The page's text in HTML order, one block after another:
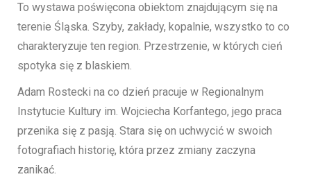
To wystawa poświęcona obiektom znajdującym się na
terenie Śląska. Szyby, zakłady, kopalnie, wszystko to co
charakteryzuje ten region. Przestrzenie, w których cień
spotyka się z blaskiem.
Adam Rostecki na co dzień pracuje w Regionalnym
Instytucie Kultury im. Wojciecha Korfantego, jego praca
przenika się z pasją. Stara się on uchwycić w swoich
fotografiach historię, która przez zmiany zaczyna
zanikać.